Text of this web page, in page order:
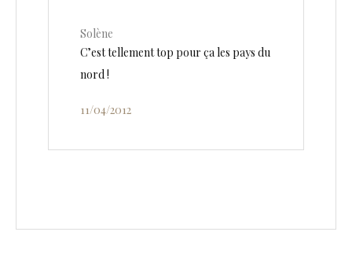
Solène
C’est tellement top pour ça les pays du
nord !
11/04/2012